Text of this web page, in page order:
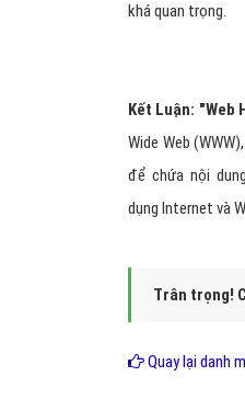
khá quan trọng.
Kết Luận: "Web
Wide Web
để chứa nội
dụng Internet và
Trân trọng!
Quay lại danh